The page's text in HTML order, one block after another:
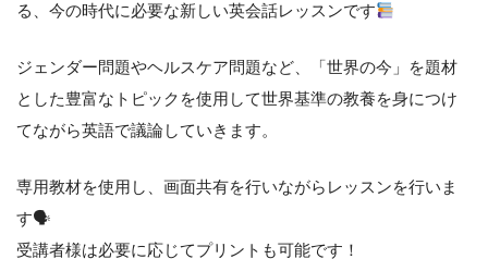
る、今の時代に必要な新しい英会話レッスンです
ジェンダー問題やヘルスケア問題など、「世界の今」を題材
とした豊富なトピックを使用して世界基準の教養を身につけ
てながら英語で議論していきます。
専用教材を使用し、画面共有を行いながらレッスンを行いま
す🗣
受講者様は必要に応じてプリントも可能です！